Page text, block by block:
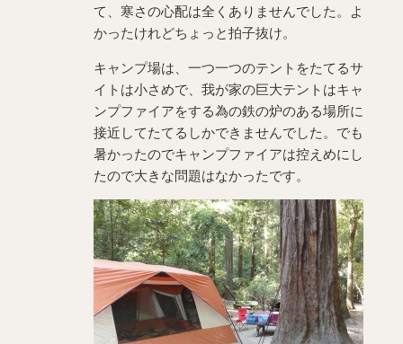
て、寒さの心配は全くありませんでした。よ
かったけれどちょっと拍子抜け。
キャンプ場は、一つ一つのテントをたてるサ
イトは小さめで、我が家の巨大テントはキャ
ンプファイアをする為の鉄の炉のある場所に
接近してたてるしかできませんでした。でも
暑かったのでキャンプファイアは控えめにし
たので大きな問題はなかったです。